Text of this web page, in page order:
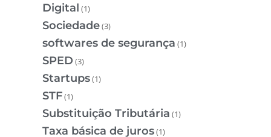
Digital (1)
Sociedade(3)
softwares de segurança (1)
SPED (3)
Startups(1)
STF(1)
Substituição Tributária (1)
Taxa básica de juros(1)